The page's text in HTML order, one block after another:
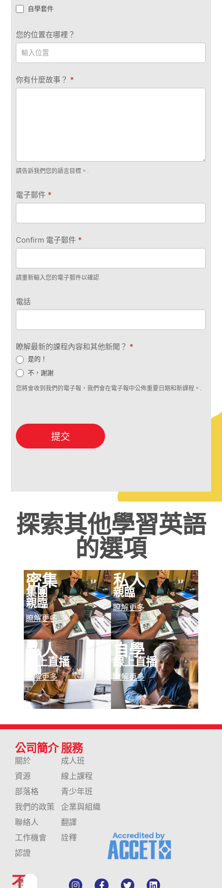
自學套件
您的位置在哪裡？
你有什麼故事？ *
請告訴我們您的語言目標。.
電子郵件 *
Confirm 電子郵件 *
請重新輸入您的電子郵件以確認
電話
瞭解最新的課程內容和其他新聞？ *
是的！
不，謝謝
您將會收到我們的電子報，我們會在電子報中公佈重要日期和新課程。.
提交
探索其他學習英語
的選項
密集
集團
親臨
瞭解更多
私人
親臨
瞭解更多
私人
線上直播
瞭解更多
自學
線上直播
瞭解更多
不
透
公司簡介
關於
資源
部落格
我們的政策
聯絡人
工作機會
認證
服務
成人班
線上課程
青少年班
企業與組織
翻譯
詮釋